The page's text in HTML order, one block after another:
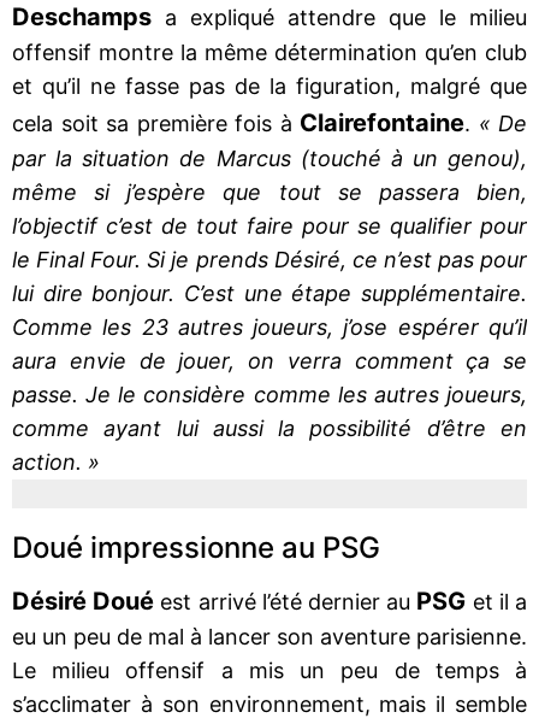
Deschamps a expliqué attendre que le milieu
offensif montre la même détermination qu’en club
et qu’il ne fasse pas de la figuration, malgré que
cela soit sa première fois à Clairefontaine. « De
par la situation de Marcus (touché à un genou),
même si j’espère que tout se passera bien,
l’objectif c’est de tout faire pour se qualifier pour
le Final Four. Si je prends Désiré, ce n’est pas pour
lui dire bonjour. C’est une étape supplémentaire.
Comme les 23 autres joueurs, j’ose espérer qu’il
aura envie de jouer, on verra comment ça se
passe. Je le considère comme les autres joueurs,
comme ayant lui aussi la possibilité d’être en
action. »
Doué impressionne au PSG
Désiré Doué est arrivé l’été dernier au PSG et il a
eu un peu de mal à lancer son aventure parisienne.
Le milieu offensif a mis un peu de temps à
s’acclimater à son environnement, mais il semble